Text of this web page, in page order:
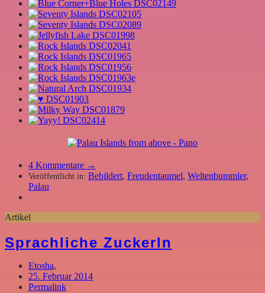
4 Kommentare →
Veröffentlicht in: Bebildert, Freudentaumel, Weltenbummler,
Palau
Artikel
Sprachliche Zuckerln
Etosha,
25. Februar 2014
Permalink